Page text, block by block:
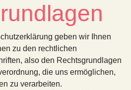
geben wir Ihnen
zu den rechtlichen
also den Rechtsgrundlagen
die uns ermöglichen,
zu verarbeiten.